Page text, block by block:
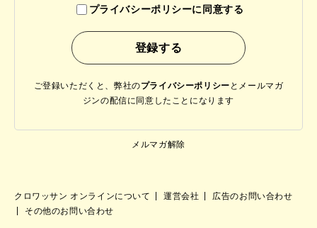
プライバシーポリシーに同意する
ご登録いただくと、弊社のプライバシーポリシー と メールマガ
ジンの配信に同意したことになります
メルマガ解除
クロワッサン オンラインについて 運営会社
広告のお問い合わせ
その他のお問い合わせ